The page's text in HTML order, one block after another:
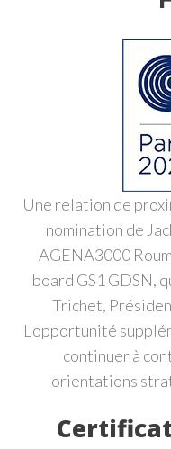
Une relation de
nomination de
AGENA3000
board GS1 GDSN,
Trichet,
L'opportunité
continuer à
orientations